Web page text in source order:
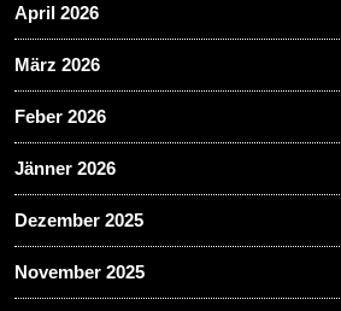
April 2026
März 2026
Feber 2026
Jänner 2026
Dezember 2025
November 2025